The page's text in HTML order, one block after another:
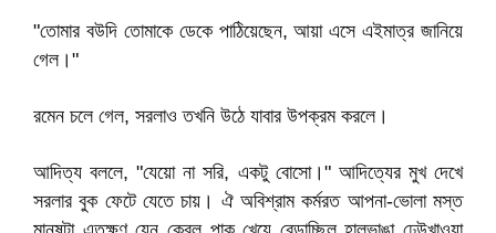
"তোমার বউদি তোমাকে ডেকে পাঠিয়েছেন, আয়া এসে এইমাত্র জানিয়ে
গেল।"
রমেন চলে গেল, সরলাও তখনি উঠে যাবার উপক্রম করলে।
আদিত্য বললে, "যেয়ো না সরি, একটু বোসো।" আদিত্যের মুখ দেখে
সরলার বুক ফেটে যেতে চায়। ঐ অবিশ্রাম কর্মরত আপনা-ভোলা মস্ত